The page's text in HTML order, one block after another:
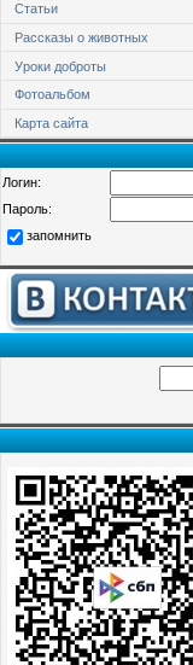
Статьи
Рассказы о животных
Уроки доброты
Фотоальбом
Карта сайта
Логин:
Пароль:
запомнить